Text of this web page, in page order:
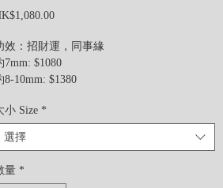
價
效：招財運，同事緣
7mm: $1080
8-10mm: $1380
小 Size *
選擇
量 *